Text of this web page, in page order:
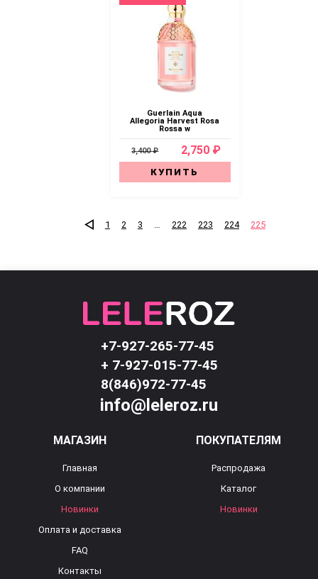
Guerlain Aqua
Allegoria Harvest Rosa
Rossa w
3,400 ₽ 2,750 ₽
КУПИТЬ
1 2 3 … 222 223 224 225
+7-927-265-77-45
+ 7-927-015-77-45
8(846)972-77-45
info@leleroz.ru
МАГАЗИН
Главная
О компании
Новинки
Оплата и доставка
FAQ
Контакты
ПОКУПАТЕЛЯМ
Распродажа
Каталог
Новинки